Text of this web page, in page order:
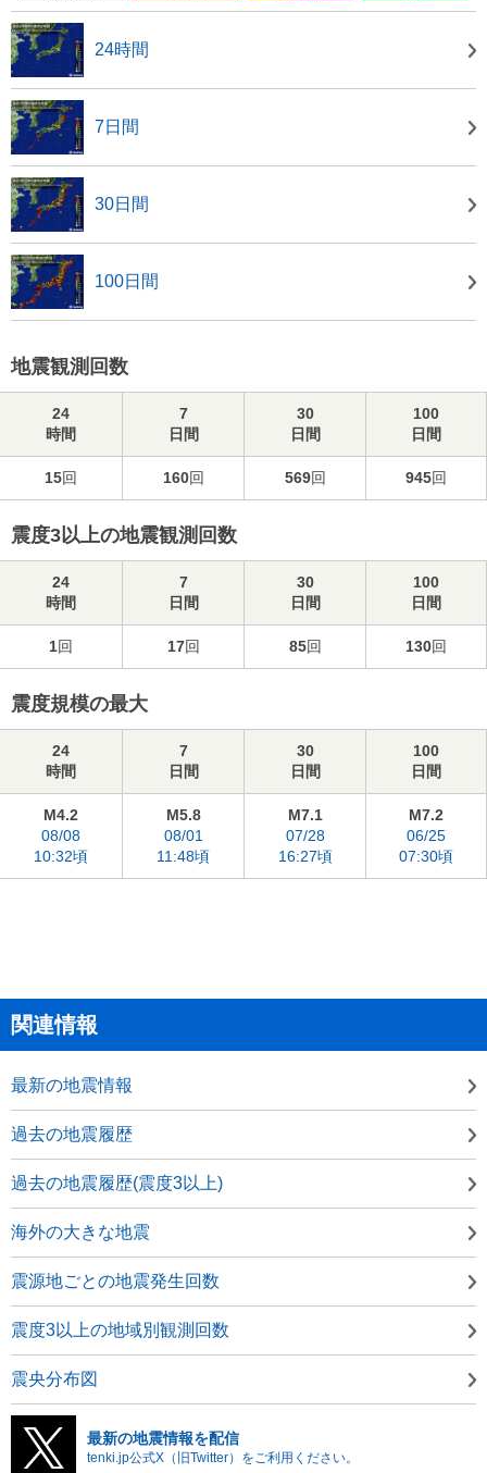
24時間
7日間
30日間
100日間
地震観測回数
24
時間
7
日間
30
日間
100
日間
15回 160回 569回 945回
震度3以上の地震観測回数
24
時間
7
日間
30
日間
100
日間
1回 17回 85回 130回
震度規模の最大
24
時間
7
日間
30
日間
100
日間
M4.2
08/08
10:32頃
M5.8
08/01
11:48頃
M7.1
07/28
16:27頃
M7.2
06/25
07:30頃
関連情報
最新の地震情報
過去の地震履歴
過去の地震履歴(震度3以上)
海外の大きな地震
震源地ごとの地震発生回数
震度3以上の地域別観測回数
震央分布図
最新の地震情報を配信
tenki.jp公式X（旧Twitter）をご利用ください。